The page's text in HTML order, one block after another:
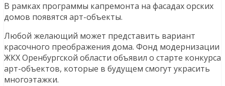
В рамках программы капремонта на фасадах орских
домов появятся арт-объекты.
Любой желающий может представить вариант
красочного преображения дома. Фонд модернизации
ЖКХ Оренбургской области объявил о старте конкурса
арт-объектов, которые в будущем смогут украсить
многоэтажки.